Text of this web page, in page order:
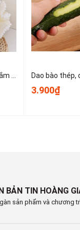
8:00 - 12:00 &
Điểm, Hóc Môn ,
Bông Tắm Tạo Bọt biển tắm lớn, bọt biển tắm cao cấp không bị lan rộng, siêu mềm và dễ tạo bọt A3553
3.900₫
BẢN TIN HOÀNG
sản phẩm và chương